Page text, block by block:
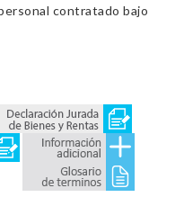
contratado bajo